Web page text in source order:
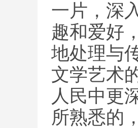
一片，深
趣和爱好
地处理与
文学艺术
人民中更
所熟悉的